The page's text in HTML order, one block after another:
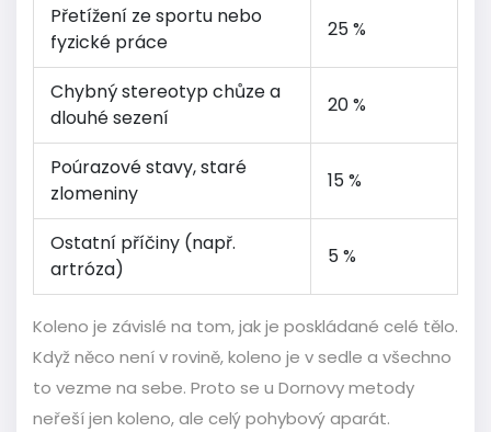
Přetížení ze sportu nebo
fyzické práce
25 %
Chybný stereotyp chůze a
dlouhé sezení
20 %
Poúrazové stavy, staré
zlomeniny
15 %
Ostatní příčiny (např.
artróza)
5 %
Koleno je závislé na tom, jak je poskládané celé tělo.
Když něco není v rovině, koleno je v sedle a všechno
to vezme na sebe. Proto se u Dornovy metody
neřeší jen koleno, ale celý pohybový aparát.